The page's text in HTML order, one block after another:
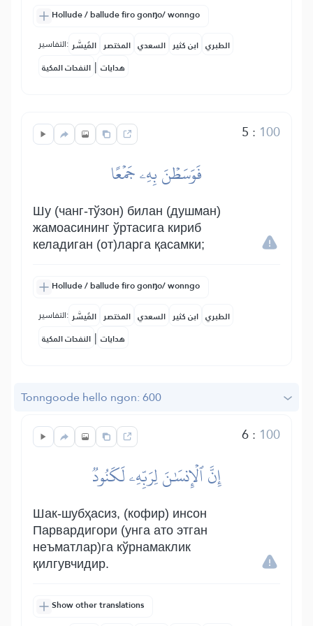
Hollude / ballude firo gonŋo/ wonngo
التفاسير: المُيسَّر المختصر السعدي ابن كثير الطبري
النفحات المكية | هدايات
5 : 100
فَوَسَطۡنَ بِهِۦ جَمۡعًا
Шу (чанг-тўзон) билан (душман)
жамоасининг ўртасига кириб
келадиган (от)ларга қасамки;
Hollude / ballude firo gonŋo/ wonngo
التفاسير: المُيسَّر المختصر السعدي ابن كثير الطبري
النفحات المكية | هدايات
Tonngoode hello ngon: 600
6: 100
إِنَّ ٱلۡإِنسَٰنَ لِرَبِّهِۦ لَكَنُودٞ
Шак-шубҳасиз, (кофир) инсон
Парвардигори (унга ато этган
неъматлар)га кўрнамаклик
қилгувчидир.
Show other translations